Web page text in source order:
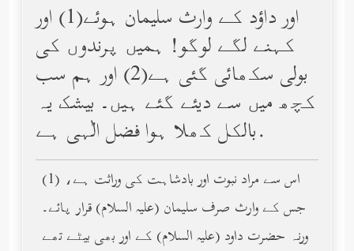
اور داؤد کے وارث سلیمان ہوئے(1) اور
کہنے لگے لوگو! ہمیں پرندوں کی
بولی سکھائی گئی ہے(2) اور ہم سب
کچھ میں سے دیئے گئے ہیں۔ بیشک یہ
بالکل کھلا ہوا فضل الٰہی ہے.
(1) اس سے مراد نبوت اور بادشاہت کی وراثت ہے،
جس کے وارث صرف سلیمان (عليه السلام) قرار پائے۔
ورنہ حضرت داود (عليه السلام) کے اور بھی بیٹے تھے